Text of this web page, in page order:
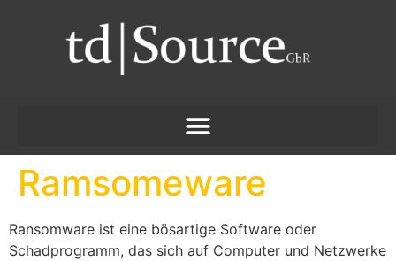
Ramsomeware
Ransomware ist eine bösartige Software oder
Schadprogramm, das sich auf Computer und Netzwerke